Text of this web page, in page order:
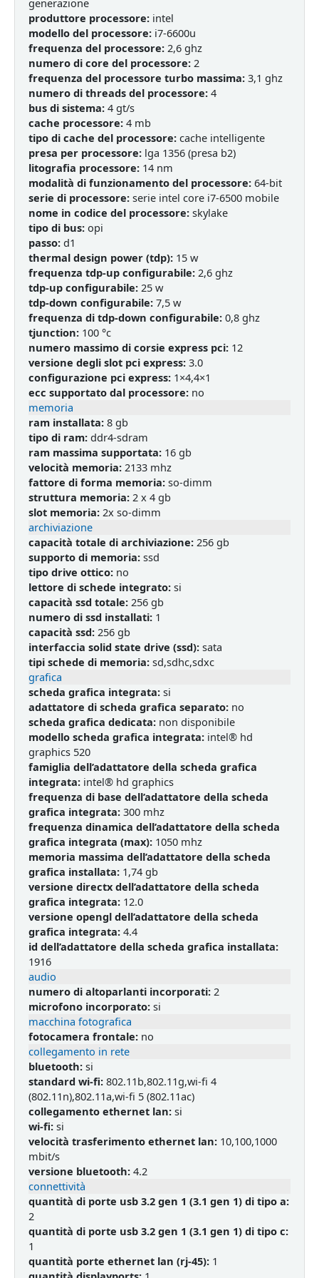
generazione
produttore processore:intel
modello del processore:i7-6600u
frequenza del processore:2,6 ghz
numero di core del processore:2
frequenza del processore turbo massima:3,1 ghz
numero di threads del processore:4
bus di sistema:4 gt/s
cache processore:4 mb
tipo di cache del processore:cache intelligente
presa per processore:lga 1356 (presa b2)
litografia processore:14 nm
modalità di funzionamento del processore:64-bit
serie di processore:serie intel core i7-6500 mobile
nome in codice del processore:skylake
tipo di bus:opi
passo:d1
thermal design power (tdp):15 w
frequenza tdp-up configurabile:2,6 ghz
tdp-up configurabile:25 w
tdp-down configurabile:7,5 w
frequenza di tdp-down configurabile:0,8 ghz
tjunction:100 °c
numero massimo di corsie express pci:12
versione degli slot pci express:3.0
configurazione pci express:1×4,4×1
ecc supportato dal processore:no
memoria
ram installata:8 gb
tipo di ram:ddr4-sdram
ram massima supportata:16 gb
velocità memoria:2133 mhz
fattore di forma memoria:so-dimm
struttura memoria:2 x 4 gb
slot memoria:2x so-dimm
archiviazione
capacità totale di archiviazione:256 gb
supporto di memoria:ssd
tipo drive ottico:no
lettore di schede integrato:si
capacità ssd totale:256 gb
numero di ssd installati:1
capacità ssd:256 gb
interfaccia solid state drive (ssd):sata
tipi schede di memoria:sd,sdhc,sdxc
grafica
scheda grafica integrata:si
adattatore di scheda grafica separato:no
scheda grafica dedicata:non disponibile
modello scheda grafica integrata:intel® hd
graphics 520
famiglia dell’adattatore della scheda grafica
integrata:intel® hd graphics
frequenza di base dell’adattatore della scheda
grafica integrata:300 mhz
frequenza dinamica dell’adattatore della scheda
grafica integrata (max):1050 mhz
memoria massima dell’adattatore della scheda
grafica installata:1,74 gb
versione directx dell’adattatore della scheda
grafica integrata:12.0
versione opengl dell’adattatore della scheda
grafica integrata:4.4
id dell’adattatore della scheda grafica installata:
1916
audio
numero di altoparlanti incorporati:2
microfono incorporato:si
macchina fotografica
fotocamera frontale:no
collegamento in rete
bluetooth:si
standard wi-fi:802.11b,802.11g,wi-fi 4
(802.11n),802.11a,wi-fi 5 (802.11ac)
collegamento ethernet lan:si
wi-fi:si
velocità trasferimento ethernet lan:10,100,1000
mbit/s
versione bluetooth:4.2
connettività
quantità di porte usb 3.2 gen 1 (3.1 gen 1) di tipo a:
2
quantità di porte usb 3.2 gen 1 (3.1 gen 1) di tipo c:
1
quantità porte ethernet lan (rj-45):1